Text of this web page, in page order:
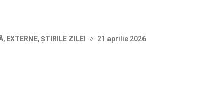
,EXTERNE,ȘTIRILE ZILEI 21 aprilie 2026